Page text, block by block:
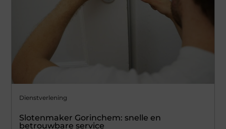
Dienstverlening
Slotenmaker Gorinchem: snelle en
betrouwbare service